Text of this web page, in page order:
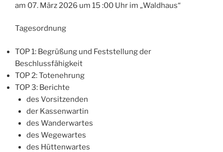
am 07. März 2026 um 15 :00 Uhr im „Waldhaus“
Tagesordnung
TOP 1: Begrüßung und Feststellung der
Beschlussfähigkeit
TOP 2: Totenehrung
TOP 3: Berichte
des Vorsitzenden
der Kassenwartin
des Wanderwartes
des Wegewartes
des Hüttenwartes